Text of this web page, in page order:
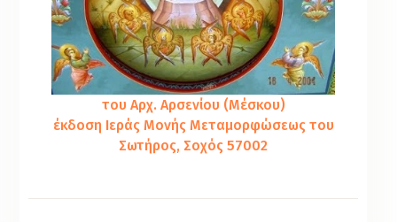
του Αρχ. Αρσενίου (Μέσκου)
έκδοση Ιεράς Μονής Μεταμορφώσεως του
Σωτήρος, Σοχός 57002